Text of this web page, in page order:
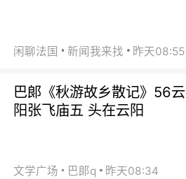
闲聊法国 新闻我来找 昨天08:55
巴郞《秋游故乡散记》56云
阳张飞庙五 头在云阳
文学广场 巴郞q 昨天08:34